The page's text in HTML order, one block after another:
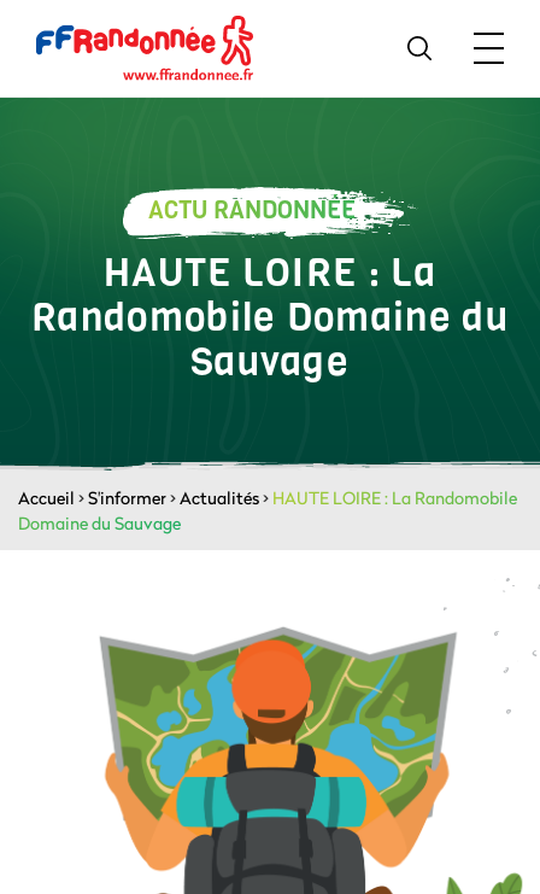
ACTU RANDONNÉE
HAUTE LOIRE : La
Randomobile Domaine du
Sauvage
Accueil >S'informer>Actualités> HAUTE LOIRE : La Randomobile
Domaine du Sauvage